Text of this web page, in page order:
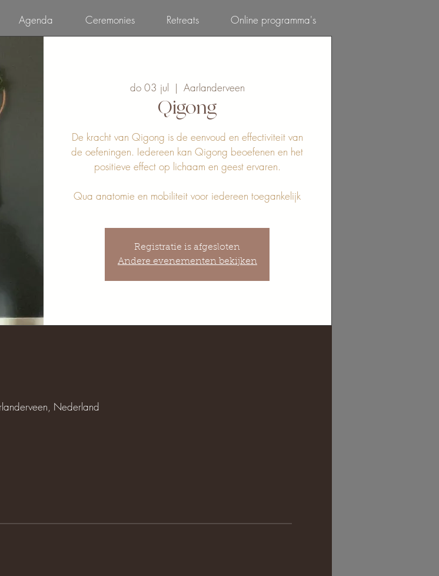
do 03 jul
  |
Aarlanderveen
Qigong
De kracht van Qigong is de eenvoud en effectiviteit van
de oefeningen. Iedereen kan Qigong beoefenen en het
positieve effect op lichaam en geest ervaren.
Qua anatomie en mobiliteit voor iedereen toegankelijk
Registratie is afgesloten
Andere evenementen bekijken
Nederland
Agenda Ceremonies Retreats Online programma's